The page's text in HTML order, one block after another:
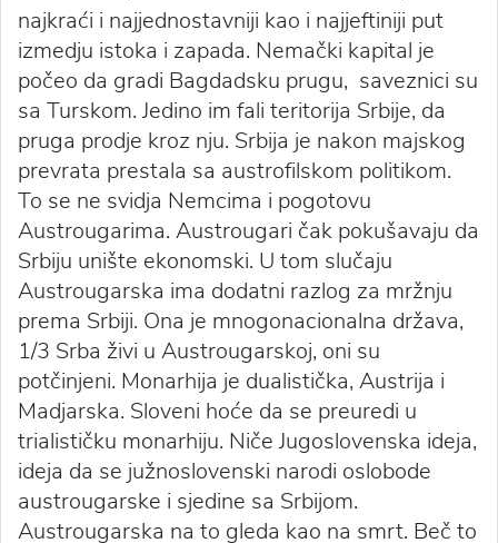
najkraći i najjednostavniji kao i najjeftiniji put
izmedju istoka i zapada. Nemački kapital je
počeo da gradi Bagdadsku prugu, saveznici su
sa Turskom. Jedino im fali teritorija Srbije, da
pruga prodje kroz nju. Srbija je nakon majskog
prevrata prestala sa austrofilskom politikom.
To se ne svidja Nemcima i pogotovu
Austrougarima. Austrougari čak pokušavaju da
Srbiju unište ekonomski. U tom slučaju
Austrougarska ima dodatni razlog za mržnju
prema Srbiji. Ona je mnogonacionalna država,
1/3 Srba živi u Austrougarskoj, oni su
potčinjeni. Monarhija je dualistička, Austrija i
Madjarska. Sloveni hoće da se preuredi u
trialističku monarhiju. Niče Jugoslovenska ideja,
ideja da se južnoslovenski narodi oslobode
austrougarske i sjedine sa Srbijom.
Austrougarska na to gleda kao na smrt. Beč to